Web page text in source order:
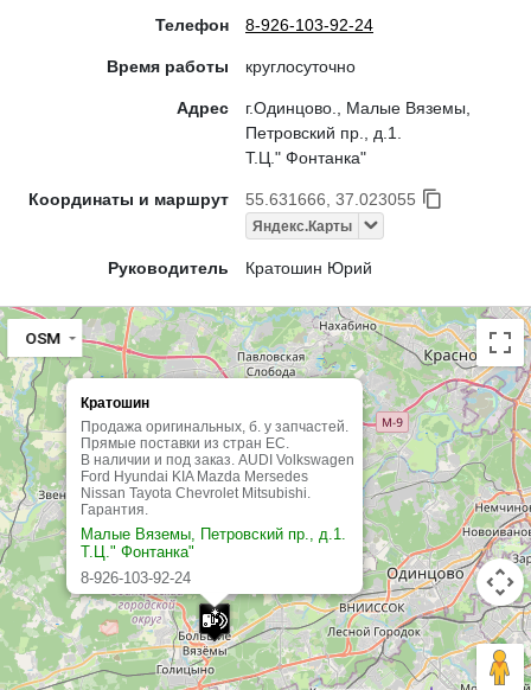
Телефон
8-926-103-92-24
Время работы круглосуточно
Адрес
г.Одинцово., Малые Вяземы,
Петровский пр., д.1.
Т.Ц." Фонтанка"
Координаты и маршрут 55.631666, 37.023055
Яндекс.Карты
Руководитель Кратошин Юрий
Кратошин
Продажа оригинальных, б. у запчастей.
Прямые поставки из стран ЕС.
В наличии и под заказ. AUDI Volkswagen
Ford Hyundai KIA Mazda Mersedes
Nissan Tayota Chevrolet Mitsubishi.
Гарантия.
Малые Вяземы, Петровский пр., д.1.
Т.Ц." Фонтанка"
8-926-103-92-24
круглосуточно
OSM